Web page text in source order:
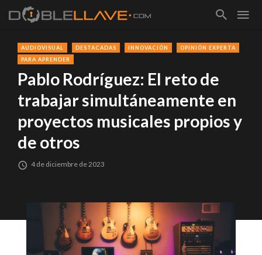
AUDIOVISUAL DESTACADAS INNOVACIÓN
OPINIÓN EXPERTA
PARA APRENDER
Pablo Rodríguez: El reto de
trabajar simultáneamente en
proyectos musicales propios y
de otros
4 de diciembre de 2023